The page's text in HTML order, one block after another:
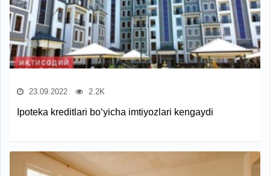
23.09.2022 2.2K
Ipoteka kreditlari bo‘yicha imtiyozlari kengaydi